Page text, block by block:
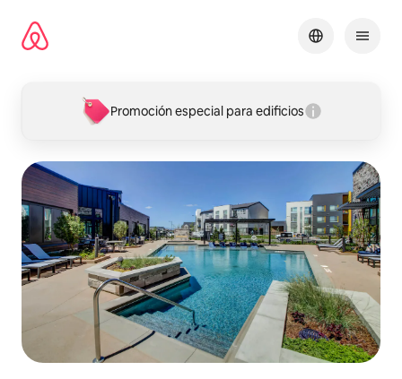
contenido
Promoción especial para edificios